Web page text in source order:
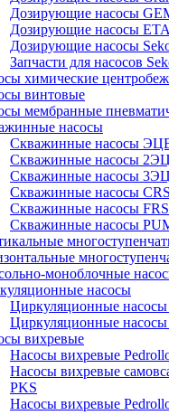
Дозирующие насосы
Дозирующие насосы
Дозирующие насосы
Запчасти для насосов
химические
винтовые
мембранные
насосы
Скважинные насосы
Скважинные насосы
Скважинные насосы
Скважинные насосы CRS
Скважинные насосы FRS
Скважинные насосы
моноблочные
насосы
Циркуляционные
Циркуляционные
вихревые
Насосы вихревые
Насосы вихревые
PKS
Насосы вихревые